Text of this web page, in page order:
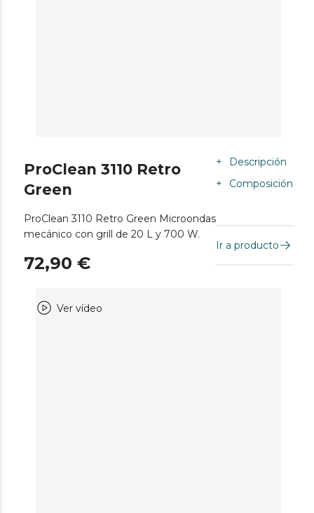
ProClean 3110 Retro
Green
ProClean 3110 Retro Green Microondas
mecánico con grill de 20 L y 700 W.
72,90 €
+
Descripción
+
Composición
Ir a producto
Ver vídeo